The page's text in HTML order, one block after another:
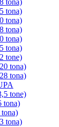
tona)
tona)
tona)
tona)
tona)
tona)
tone)
tona)
tona)
tone)
tona)
tona)